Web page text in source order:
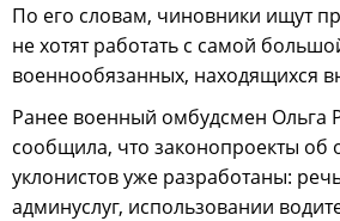
По его словам, чиновники ищут
не хотят работать с самой
военнообязанных, находящихся
Ранее военный омбудсмен Ольга
сообщила, что законопроекты об
уклонистов уже разработаны:
админуслуг, использовании